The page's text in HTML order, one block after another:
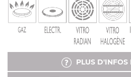
PLUS D'INFOS